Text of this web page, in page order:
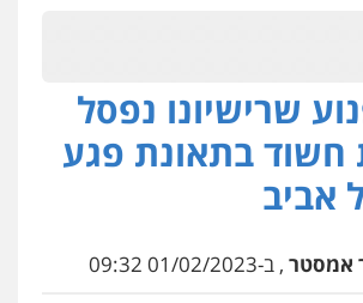
ושות', חברת עורכי דין
/ עסקים משפחה תעבורה כלכלי
לפועל
משפחה אזרחי מסחרי
שרישיונו נפסל
חשוד בתאונת פגע
אביב
אמסטר , ב-01/02/2023 09:32